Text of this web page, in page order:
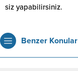
siz yapabilirsiniz.
Benzer Konular